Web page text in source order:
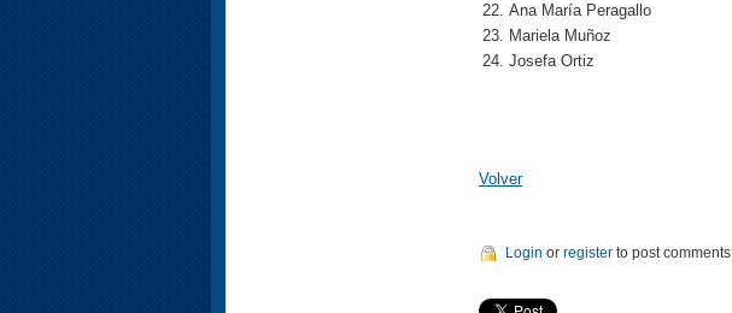
Ana María Peragallo
Mariela Muñoz
Josefa Ortiz
Volver
Login or register to post comments